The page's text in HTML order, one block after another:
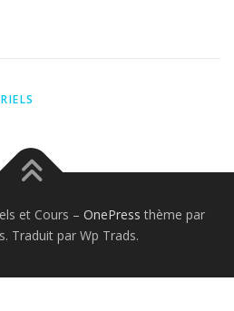
et Cours – OnePress thème par
Traduit par Wp Trads.